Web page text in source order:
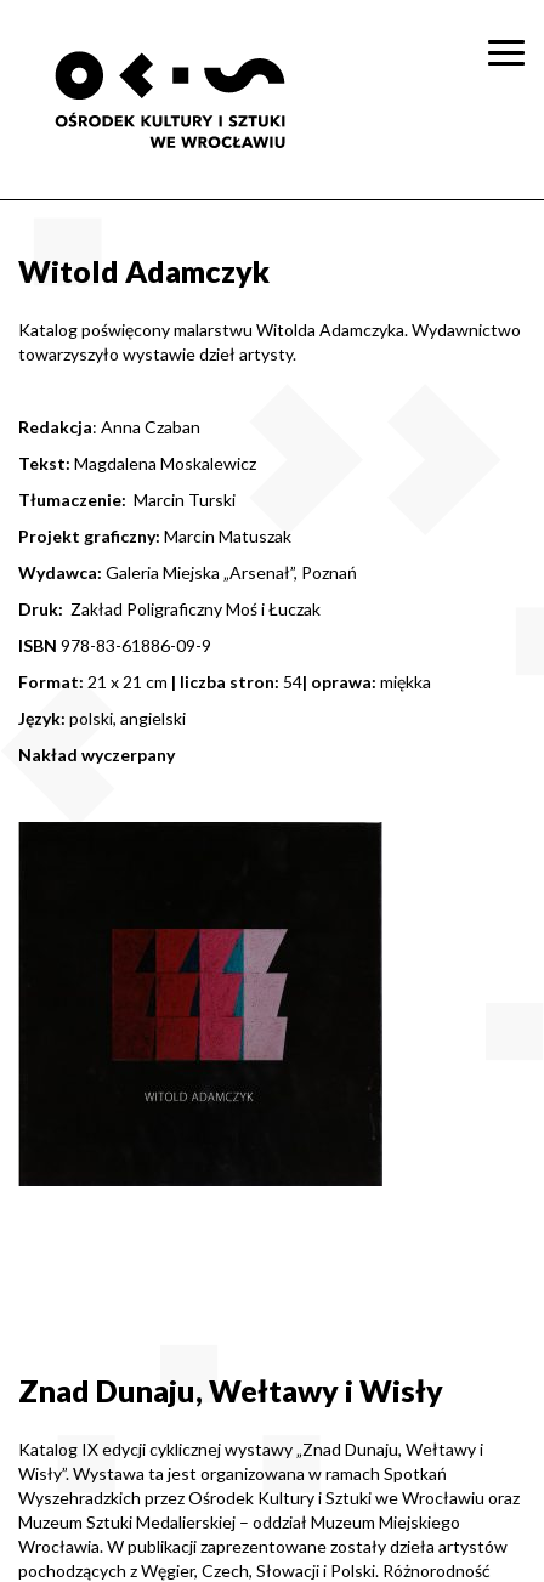
Witold Adamczyk
Katalog poświęcony malarstwu Witolda Adamczyka. Wydawnictwo
towarzyszyło wystawie dzieł artysty.
Redakcja: Anna Czaban
Tekst: Magdalena Moskalewicz
Tłumaczenie: Marcin Turski
Projekt graficzny: Marcin Matuszak
Wydawca: Galeria Miejska „Arsenał”, Poznań
Druk: Zakład Poligraficzny Moś i Łuczak
ISBN 978-83-61886-09-9
Format: 21 x 21 cm | liczba stron: 54| oprawa: miękka
Język: polski, angielski
Nakład wyczerpany
Znad Dunaju, Wełtawy i Wisły
Katalog IX edycji cyklicznej wystawy „Znad Dunaju, Wełtawy i
Wisły”. Wystawa ta jest organizowana w ramach Spotkań
Wyszehradzkich przez Ośrodek Kultury i Sztuki we Wrocławiu oraz
Muzeum Sztuki Medalierskiej – oddział Muzeum Miejskiego
Wrocławia. W publikacji zaprezentowane zostały dzieła artystów
pochodzących z Węgier, Czech, Słowacji i Polski. Różnorodność